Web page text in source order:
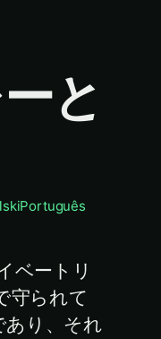
と
Português
ベートリ
守られて
あり、それ